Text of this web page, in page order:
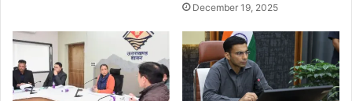
December 19, 2025